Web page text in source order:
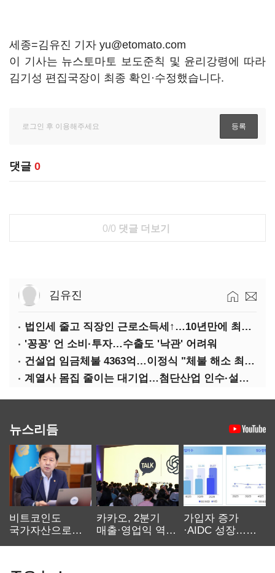
세종=김유진 기자 yu@etomato.com
이 기사는 뉴스토마토 보도준칙 및 윤리강령에 따라
김기성 편집국장이 최종 확인·수정했습니다.
댓글 0
0/0 댓글 더보기
김유진
법인세 줄고 직장인 근로소득세↑…10년만에 최대치
'꽁꽁' 언 소비·투자…수출도 '낙관' 어려워
건설업 임금체불 4363억…이정식 "체불 해소 최우선"
계열사 몸집 줄이는 대기업…첨단산업 인수·설립에 '분주'
뉴스리듬
비트코인도
국가자산으로…'
카카오, 2분기
매출·영업익 역대
가입자 증가
·AIDC 성장…